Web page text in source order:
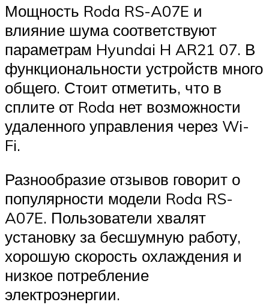
Мощность Roda RS-A07E и
влияние шума соответствуют
параметрам Hyundai H AR21 07. В
функциональности устройств много
общего. Стоит отметить, что в
сплите от Roda нет возможности
удаленного управления через Wi-
Fi.
Разнообразие отзывов говорит о
популярности модели Roda RS-
A07E. Пользователи хвалят
установку за бесшумную работу,
хорошую скорость охлаждения и
низкое потребление
электроэнергии.